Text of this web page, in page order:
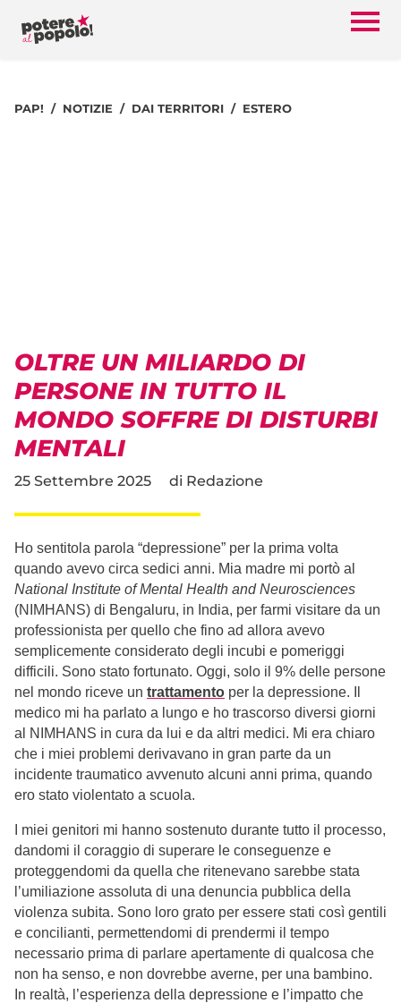
PAP! NOTIZIE DAI TERRITORI ESTERO
OLTRE UN MILIARDO DI
PERSONE IN TUTTO IL
MONDO SOFFRE DI DISTURBI
MENTALI
25 Settembre 2025 di Redazione
Ho sentitola parola “depressione” per la prima volta
quando avevo circa sedici anni. Mia madre mi portò al
National Institute of Mental Health and Neurosciences
(NIMHANS) di Bengaluru, in India, per farmi visitare da un
professionista per quello che fino ad allora avevo
semplicemente considerato degli incubi e pomeriggi
difficili. Sono stato fortunato. Oggi, solo il 9% delle persone
nel mondo riceve un trattamento per la depressione. Il
medico mi ha parlato a lungo e ho trascorso diversi giorni
al NIMHANS in cura da lui e da altri medici. Mi era chiaro
che i miei problemi derivavano in gran parte da un
incidente traumatico avvenuto alcuni anni prima, quando
ero stato violentato a scuola.
I miei genitori mi hanno sostenuto durante tutto il processo,
dandomi il coraggio di superare le conseguenze e
proteggendomi da quella che ritenevano sarebbe stata
l’umiliazione assoluta di una denuncia pubblica della
violenza subita. Sono loro grato per essere stati così gentili
e concilianti, permettendomi di prendermi il tempo
necessario prima di parlare apertamente di qualcosa che
non ha senso, e non dovrebbe averne, per una bambino.
In realtà, l’esperienza della depressione e l’impatto che